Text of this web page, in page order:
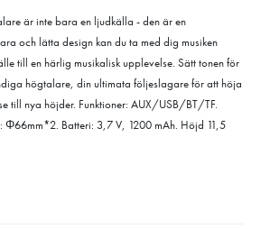
är inte bara en ljudkälla - den är en
och lätta design kan du ta med dig musiken
till en härlig musikalisk upplevelse. Sätt tonen för
högtalare, din ultimata följeslagare för att höja
till nya höjder. Funktioner: AUX/USB/BT/TF.
Φ66mm*2. Batteri: 3,7 V, 1200 mAh. Höjd 11,5